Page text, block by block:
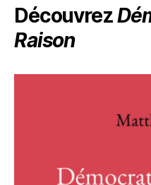
Découvrez
Raison